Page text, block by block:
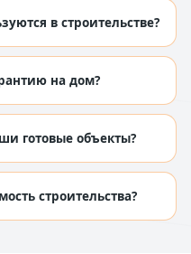
в строительстве?
на дом?
готовые объекты?
строительства?